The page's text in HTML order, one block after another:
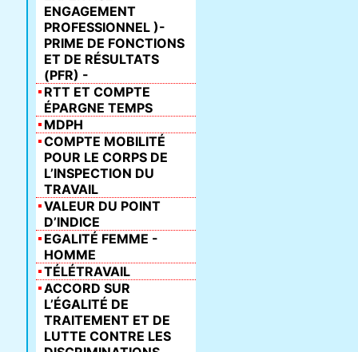
ENGAGEMENT
PROFESSIONNEL )-
PRIME DE FONCTIONS
ET DE RÉSULTATS
(PFR) -
RTT ET COMPTE
ÉPARGNE TEMPS
MDPH
COMPTE MOBILITÉ
POUR LE CORPS DE
L’INSPECTION DU
TRAVAIL
VALEUR DU POINT
D’INDICE
EGALITÉ FEMME -
HOMME
TÉLÉTRAVAIL
ACCORD SUR
L’ÉGALITÉ DE
TRAITEMENT ET DE
LUTTE CONTRE LES